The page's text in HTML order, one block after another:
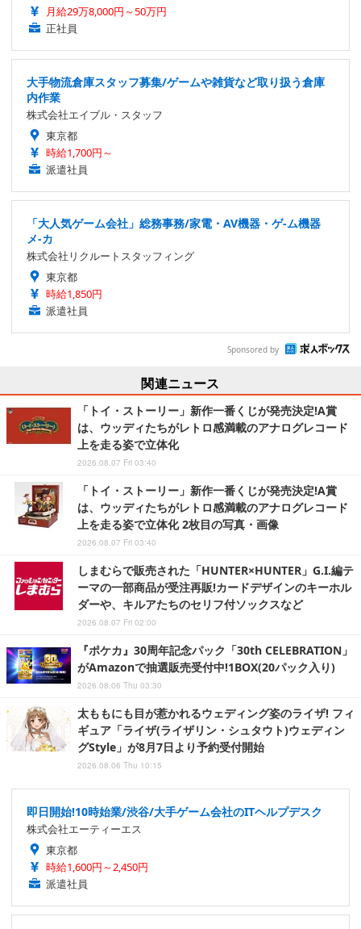
月給29万8,000円～50万円
正社員
大手物流倉庫スタッフ募集/ゲームや雑貨など取り扱う倉庫
内作業
株式会社エイブル・スタッフ
東京都
時給1,700円～
派遣社員
「大人気ゲーム会社」総務事務/家電・AV機器・ゲ-ム機器
メ-カ
株式会社リクルートスタッフィング
東京都
時給1,850円
派遣社員
Sponsored by
関連ニュース
「トイ・ストーリー」新作一番くじが発売決定!A賞
は、ウッディたちがレトロ感満載のアナログレコード
上を走る姿で立体化
2026.08.07 Fri 03:40
「トイ・ストーリー」新作一番くじが発売決定!A賞
は、ウッディたちがレトロ感満載のアナログレコード
上を走る姿で立体化 2枚目の写真・画像
2026.08.07 Fri 03:40
しまむらで販売された「HUNTER×HUNTER」G.I.編テ
ーマの一部商品が受注再販!カードデザインのキーホル
ダーや、キルアたちのセリフ付ソックスなど
2026.08.07 Fri 02:00
『ポケカ』30周年記念パック「30th CELEBRATION」
がAmazonで抽選販売受付中!1BOX(20パック入り)
2026.08.06 Thu 03:30
太ももにも目が惹かれるウェディング姿のライザ! フィ
ギュア「ライザ(ライザリン・シュタウト)ウェディン
グStyle」が8月7日より予約受付開始
2026.08.06 Thu 10:15
即日開始!10時始業/渋谷/大手ゲーム会社のITヘルプデスク
株式会社エーティーエス
東京都
時給1,600円～2,450円
派遣社員